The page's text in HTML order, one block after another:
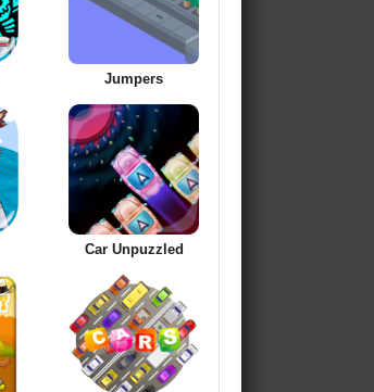
Jumpers
Car Unpuzzled